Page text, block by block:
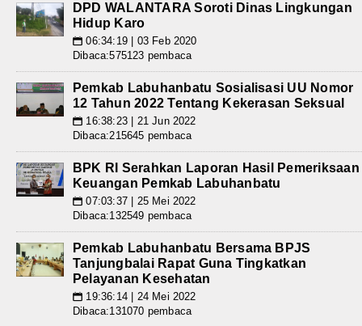
DPD WALANTARA Soroti Dinas Lingkungan
Hidup Karo
📅 06:34:19 | 03 Feb 2020
Dibaca:575123 pembaca
Pemkab Labuhanbatu Sosialisasi UU Nomor
12 Tahun 2022 Tentang Kekerasan Seksual
📅 16:38:23 | 21 Jun 2022
Dibaca:215645 pembaca
BPK RI Serahkan Laporan Hasil Pemeriksaan
Keuangan Pemkab Labuhanbatu
📅 07:03:37 | 25 Mei 2022
Dibaca:132549 pembaca
Pemkab Labuhanbatu Bersama BPJS
Tanjungbalai Rapat Guna Tingkatkan
Pelayanan Kesehatan
📅 19:36:14 | 24 Mei 2022
Dibaca:131070 pembaca